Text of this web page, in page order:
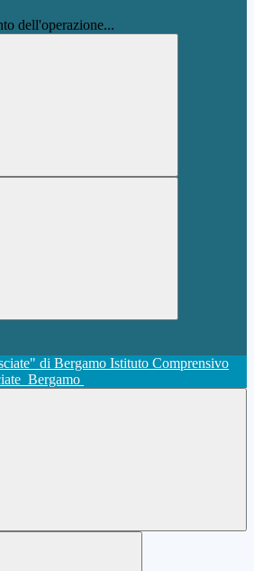
dell'operazione...
Istituto Comprensivo
Bergamo